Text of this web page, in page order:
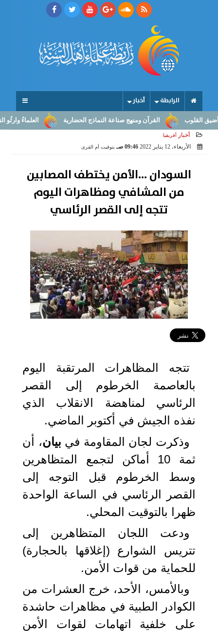
الرابطة أخبار
العلماءُ وارثُو القرآن ومنهج صناعة النماذج الحضارية
أخبار أفريقيا
الأربعاء، 12 يناير 2022 09:46 صـ بتوقيت أم القرى
السودان ...الأمن يختطف المصابين
من المشافي ومظاهرات اليوم
تتجه إلى القصر الرئاسي
تتجه المظاهرات المرتقبة اليوم
بالعاصمة الخرطوم إلى القصر
الرئاسي لمناهضة الانقلاب الذي
نفذه الجيش في أكتوبر الماضي.
وذكرت لجان المقاومة في بيان، أن
ثمة 10 أماكن لتجمع المتظاهرين
وسط الخرطوم قبل التوجه إلى
القصر الرئاسي في الساعة الواحدة
ظهرا بالتوقيت المحلي.
ودعت اللجان المتظاهرين إلى
تتريس الشوارع (إغلاقها بالحجارة)
للحماية من قوات الأمن.
وبالأمس، الأحد، خرج العشرات من
الكوادر الطبية في مظاهرات حاشدة
على خلفية اتهامات لقوات الأمن